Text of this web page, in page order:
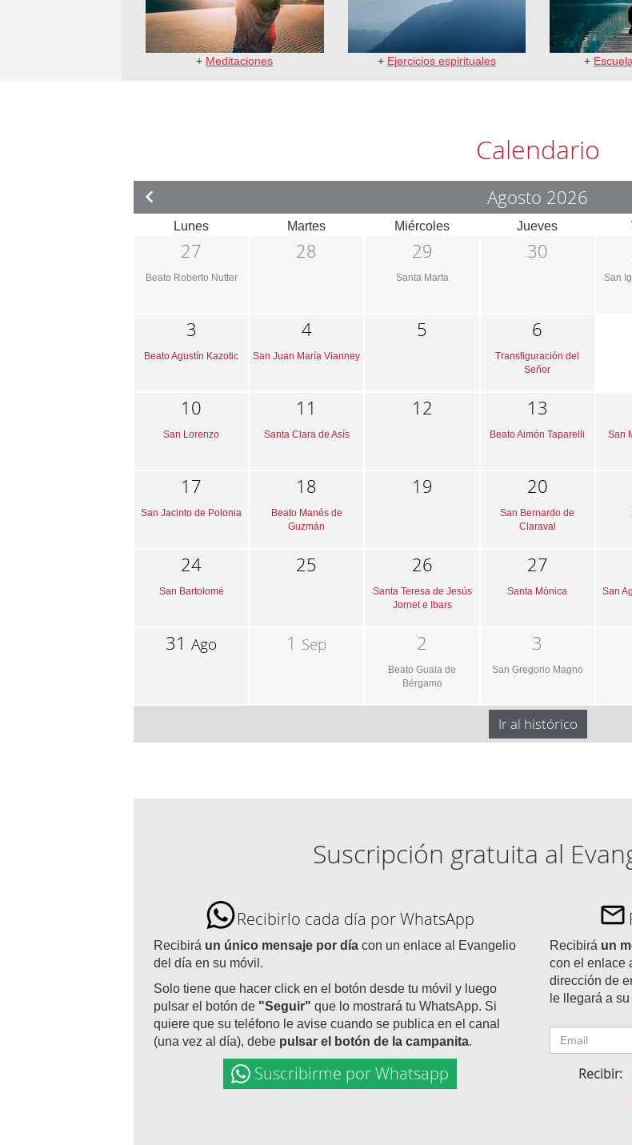
+ Meditaciones + Ejercicios espirituales +
Calendario
Agosto 2026
Lunes Martes Miércoles Jueves
27
Beato Roberto Nutter
28 29
Santa Marta
30
San
3
Beato Agustín Kazotic
4
San Juan María Vianney
5 6
Transfiguración del
Señor
10
San Lorenzo
11
Santa Clara de Asís
12 13
Beato Aimón Taparelli
San
17
San Jacinto de Polonia
18
Beato Manés de
Guzmán
19 20
San Bernardo de
Claraval
24
San Bartolomé
25 26
Santa Teresa de Jesús
Jornet e Ibars
27
Santa Mónica San
31Ago 1 Sep 2
Beato Guala de
Bérgamo
3
San Gregorio Magno
Ir al histórico
Suscripción gratuita al
Recibirlo cada día por WhatsApp
Recibirá un único mensaje por día con un enlace al Evangelio
del día en su móvil.
Solo tiene que hacer click en el botón desde tu móvil y luego
pulsar el botón de "Seguir" que lo mostrará tu WhatsApp. Si
quiere que su teléfono le avise cuando se publica en el canal
(una vez al día), debe pulsar el botón de la campanita.
Suscribirme por Whatsapp
Recibirá un
con el enlace
dirección de
le llegará a
Recibir: